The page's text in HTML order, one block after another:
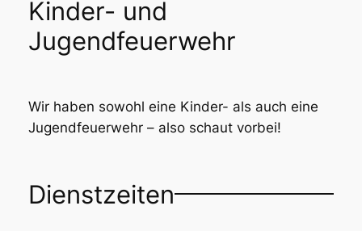
Kinder- und
Jugendfeuerwehr
Wir haben sowohl eine Kinder- als auch eine
Jugendfeuerwehr – also schaut vorbei!
Dienstzeiten